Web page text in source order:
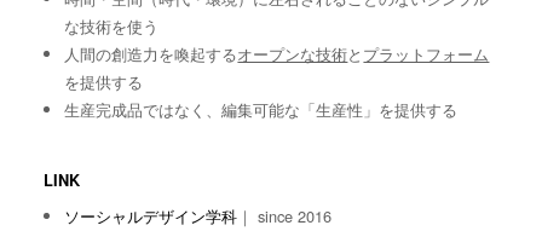
な技術を使う
人間の創造力を喚起するオープンな技術と プラットフォーム
を提供する
生産完成品ではなく、編集可能な「生産性」を提供する
LINK
ソーシャルデザイン学科 ｜ since 2016